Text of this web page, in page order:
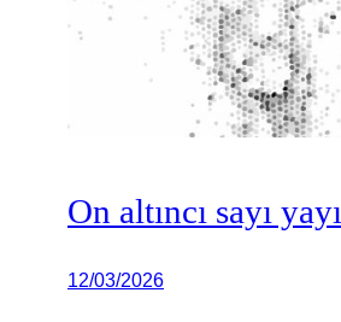
On altıncı sayı
12/03/2026